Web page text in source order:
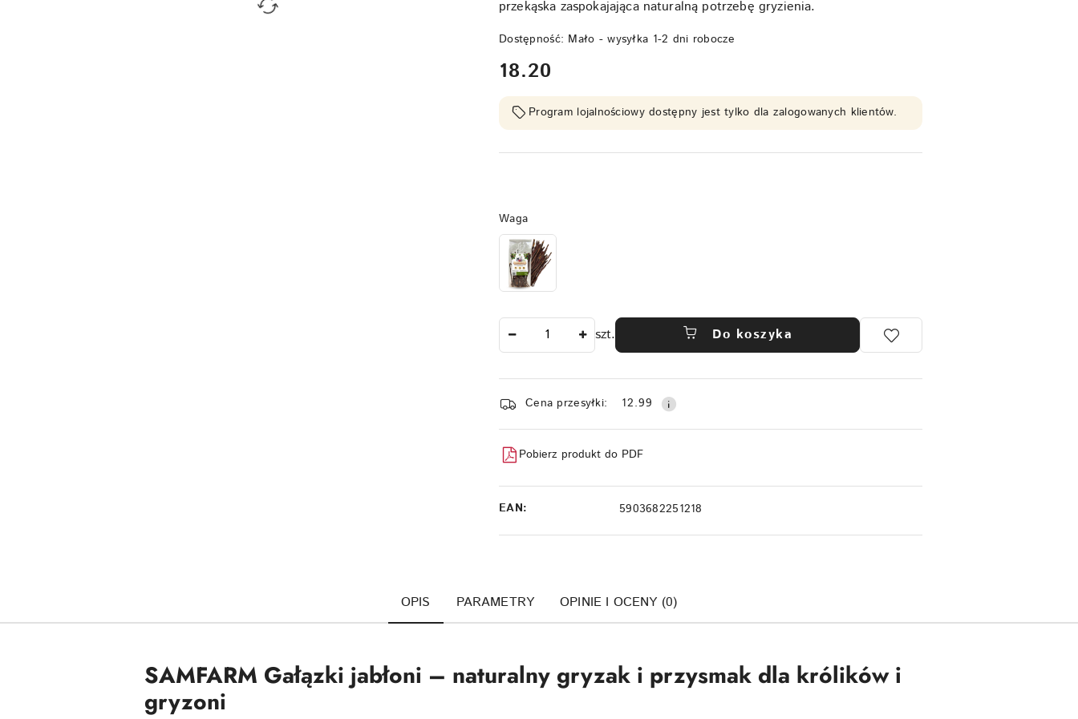
przekąska zaspokajająca naturalną potrzebę gryzienia.
Dostępność: Mało - wysyłka 1-2 dni robocze
cena:
18.20
Program lojalnościowy dostępny jest tylko dla zalogowanych klientów.
Wariant
Waga
szt. Do koszyka
Dostępność
i
dostawa
Cena przesyłki: 12.99
Pobierz produkt do PDF
EAN: 5903682251218
OPIS PARAMETRY OPINIE I OCENY (0)
SAMFARM Gałązki jabłoni – naturalny gryzak i przysmak dla królików i
gryzoni